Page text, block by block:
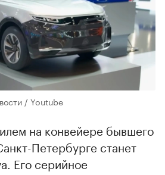
/ Youtube
на конвейере бывшего
Петербурге станет
Его серийное